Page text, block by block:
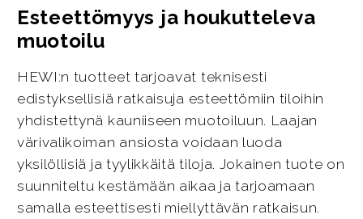
Esteettömyys ja houkutteleva
muotoilu
HEWI:n tuotteet tarjoavat teknisesti
edistyksellisiä ratkaisuja esteettömiin tiloihin
yhdistettynä kauniiseen muotoiluun. Laajan
värivalikoiman ansiosta voidaan luoda
yksilöllisiä ja tyylikkäitä tiloja. Jokainen tuote on
suunniteltu kestämään aikaa ja tarjoamaan
samalla esteettisesti miellyttävän ratkaisun.